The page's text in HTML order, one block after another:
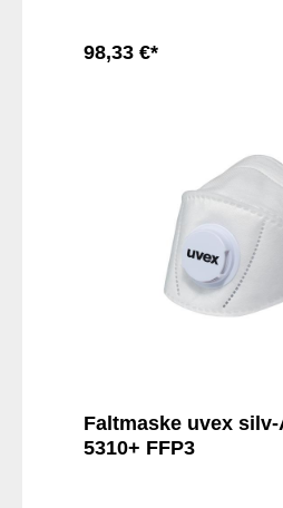
98,33 €*
Faltmaske uvex
5310+ FFP3